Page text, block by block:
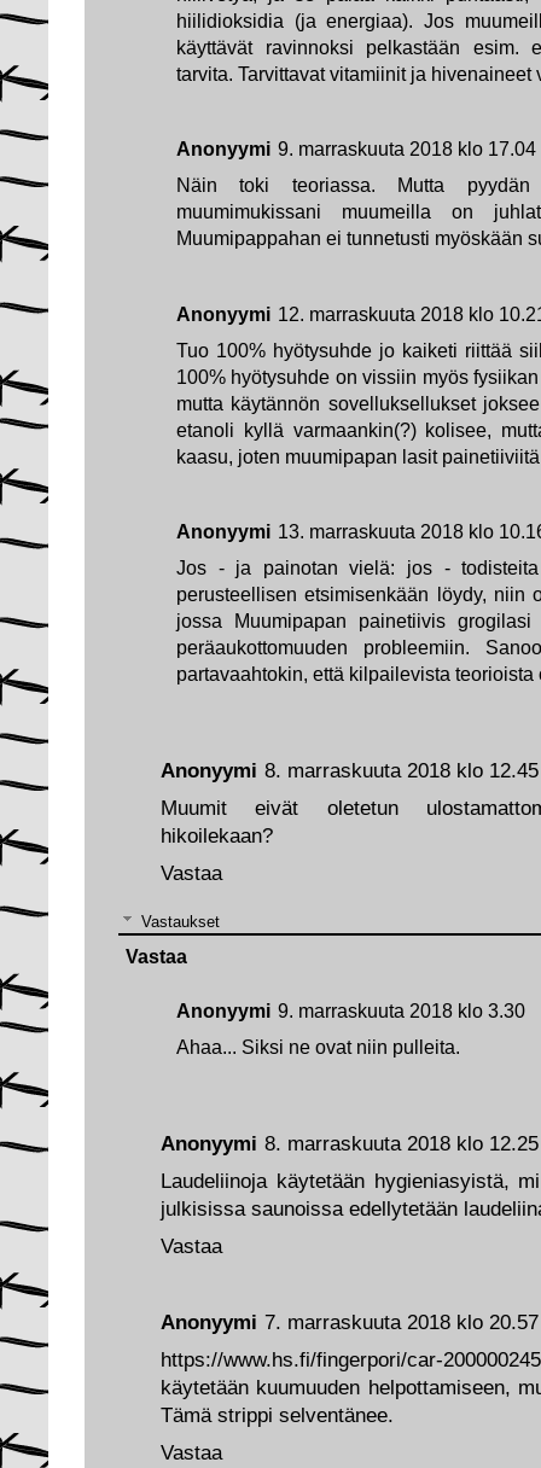
Anonyymi 7. marraskuuta 2018 klo 20.57
https://www.hs.fi/fingerpori/car-
käytetään kuumuuden helpottamiseen,
Tämä strippi selventänee.
Vastaa
Anonyymi 8. marraskuuta 2018 klo 12.25
Laudeliinoja käytetään hygieniasyistä,
julkisissa saunoissa edellytetään
Vastaa
Anonyymi 8. marraskuuta 2018 klo 12.45
Muumit eivät oletetun
hikoilekaan?
Vastaa
Vastaukset
Anonyymi 9. marraskuuta 2018 klo 3.30
Ahaa... Siksi ne ovat niin pulleita.
Vastaa
hiilidioksidia (ja energiaa). Jos
käyttävät ravinnoksi pelkastään esim.
tarvita. Tarvittavat vitamiinit ja
Anonyymi 9. marraskuuta 2018 klo 17.04
Näin toki teoriassa. Mutta
muumimukissani muumeilla on
Muumipappahan ei tunnetusti myöskään
Anonyymi 12. marraskuuta 2018 klo
Tuo 100% hyötysuhde jo kaiketi riittää
100% hyötysuhde on vissiin myös
mutta käytännön sovelluksellukset
etanoli kyllä varmaankin(?) kolisee,
kaasu, joten muumipapan lasit painetiiviitä
Anonyymi 13. marraskuuta 2018 klo
Jos - ja painotan vielä: jos - todisteita
perusteellisen etsimisenkään löydy, niin
jossa Muumipapan painetiivis
peräaukottomuuden probleemiin.
partavaahtokin, että kilpailevista